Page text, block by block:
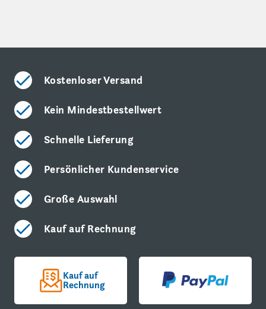
Kostenloser Versand
Kein Mindestbestellwert
Schnelle Lieferung
Persönlicher Kundenservice
Große Auswahl
Kauf auf Rechnung
Kauf auf
Rechnung